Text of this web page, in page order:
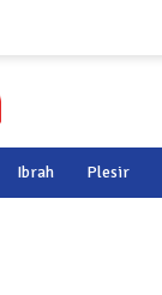
Ibrah Plesir